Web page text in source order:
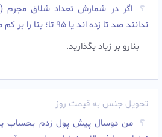
اگر در شمارش تعداد شلاق مجرم
ندانند صد تا زده اند یا 95 تا؛ بنا را بر کم می گذارند یا زیاد؟
بنارو بر زیاد بگذارید.
تحویل جنس به قیمت روز